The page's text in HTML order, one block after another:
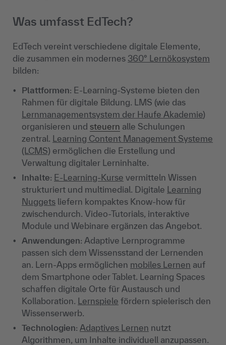
Was umfasst EdTech?
EdTech vereint verschiedene digitale Elemente,
die zusammen ein modernes 360° Lernökosystem
bilden:
Plattformen: E-Learning-Systeme bieten den
Rahmen für digitale Bildung. LMS (wie das
Lernmanagementsystem der Haufe Akademie)
organisieren und steuern alle Schulungen
zentral. Learning Content Management Systeme
(LCMS) ermöglichen die Erstellung und
Verwaltung digitaler Lerninhalte.
Inhalte: E-Learning-Kurse vermitteln Wissen
strukturiert und multimedial. Digitale Learning
Nuggets liefern kompaktes Know-how für
zwischendurch. Video-Tutorials, interaktive
Module und Webinare ergänzen das Angebot.
Anwendungen: Adaptive Lernprogramme
passen sich dem Wissensstand der Lernenden
an. Lern-Apps ermöglichen mobiles Lernen auf
dem Smartphone oder Tablet. Learning Spaces
schaffen digitale Orte für Austausch und
Kollaboration. Lernspiele fördern spielerisch den
Wissenserwerb.
Technologien: Adaptives Lernen nutzt
Algorithmen, um Inhalte individuell anzupassen.